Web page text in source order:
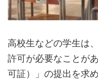
高校生などの学生は
許可が必要なことが
可証）」の提出を求